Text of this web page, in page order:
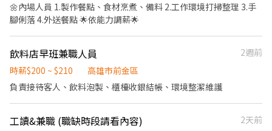
🌼內場人員 1.製作餐點、食材烹煮、備料 2.工作環境打掃整理 3.手
腳俐落 4.外送餐點 🌟依能力調薪🌟
飲料店早班兼職人員
2週前
時薪$200 ~ $210
高雄市前金區
負責接待客人、飲料泡製、櫃檯收銀結帳、環境整潔維護
工讀&兼職 (職缺時段請看內容)
2天前